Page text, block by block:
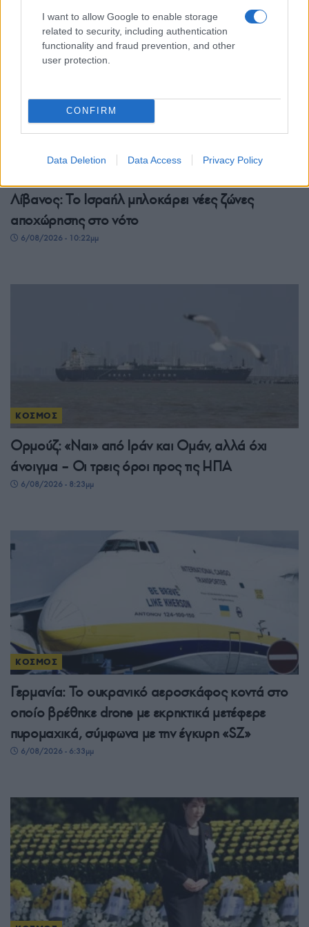
I want to allow Google to enable storage
related to security, including authentication
functionality and fraud prevention, and other
user protection.
CONFIRM
Data Deletion Data Access Privacy Policy
Λίβανος: Το Ισραήλ μπλοκάρει νέες ζώνες
αποχώρησης στο νότο
6/08/2026 - 10:22μμ
ΚΟΣΜΟΣ
Ορμούζ: «Ναι» από Ιράν και Ομάν, αλλά όχι
άνοιγμα – Οι τρεις όροι προς τις ΗΠΑ
6/08/2026 - 8:23μμ
ΚΟΣΜΟΣ
Γερμανία: Το ουκρανικό αεροσκάφος κοντά στο
οποίο βρέθηκε drone με εκρηκτικά μετέφερε
πυρομαχικά, σύμφωνα με την έγκυρη «SZ»
6/08/2026 - 6:33μμ